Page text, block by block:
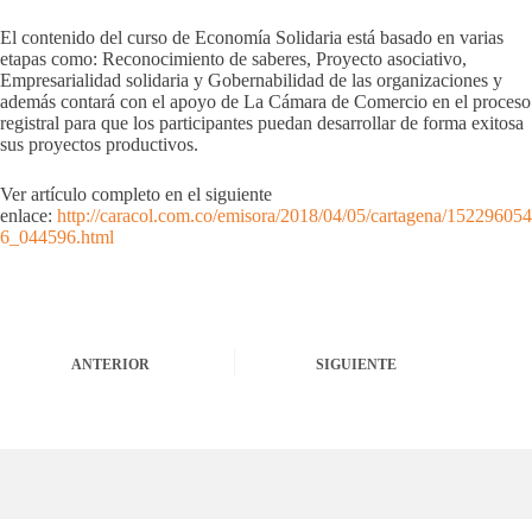
El contenido del curso de Economía Solidaria está basado en varias
etapas como: Reconocimiento de saberes, Proyecto asociativo,
Empresarialidad solidaria y Gobernabilidad de las organizaciones y
además contará con el apoyo de La Cámara de Comercio en el proceso
registral para que los participantes puedan desarrollar de forma exitosa
sus proyectos productivos.
Ver artículo completo en el siguiente
enlace: http://caracol.com.co/emisora/2018/04/05/cartagena/152296054
6_044596.html
ANTERIOR SIGUIENTE